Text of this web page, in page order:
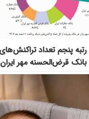
پنجم تعداد
قرض‌الحسنه مهر ایران